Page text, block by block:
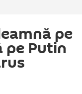
pe
pe Putin